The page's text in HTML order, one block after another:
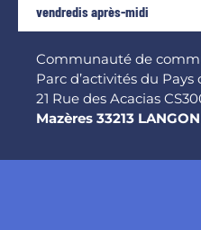
vendredis après-midi
Communauté de
Parc d’activités du Pays
21 Rue des Acacias
Mazères 33213